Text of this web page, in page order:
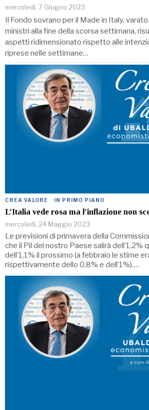
mercoledì, 7 Giugno 2023
Il Fondo sovrano per il Made in Italy,
ministri alla fine della scorsa settimana,
aspetti ridimensionato rispetto alle
riprese nelle settimane…
CREA VALORE · IN PRIMO PIANO
L’Italia vede rosa ma l’inflazione non
mercoledì, 24 Maggio 2023
Le previsioni di primavera della
che il Pil del nostro Paese salirà dell’1,2%
dell’1,1% il prossimo (a febbraio le stime
rispettivamente dello 0,8% e dell’1%).…